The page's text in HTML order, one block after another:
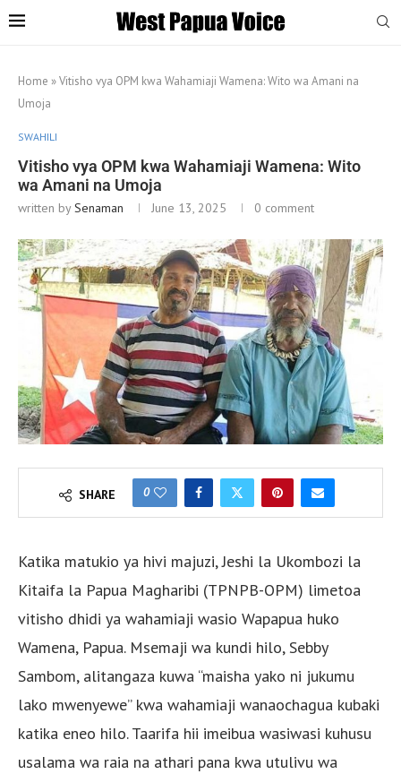
Home »Vitisho vya OPM kwa Wahamiaji Wamena: Wito wa Amani na
Umoja
SWAHILI
Vitisho vya OPM kwa Wahamiaji Wamena: Wito
wa Amani na Umoja
written bySenaman June 13, 2025 0 comment
SHARE 0
Katika matukio ya hivi majuzi, Jeshi la Ukombozi la
Kitaifa la Papua Magharibi (TPNPB-OPM) limetoa
vitisho dhidi ya wahamiaji wasio Wapapua huko
Wamena, Papua. Msemaji wa kundi hilo, Sebby
Sambom, alitangaza kuwa “maisha yako ni jukumu
lako mwenyewe” kwa wahamiaji wanaochagua kubaki
katika eneo hilo. Taarifa hii imeibua wasiwasi kuhusu
usalama wa raia na athari pana kwa utulivu wa